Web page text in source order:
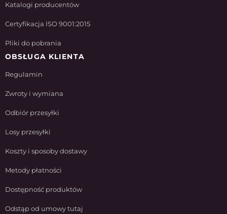
Katalogi producentów
Certyfikacja ISO 9001:2015
Pliki do pobrania
OBSŁUGA KLIENTA
Regulamin
Zwroty i wymiana
Odbiór przesyłki
Losy przesyłki
Koszty i sposoby dostawy
Metody płatności
Dostępność produktów
Odstąp od umowy tutaj